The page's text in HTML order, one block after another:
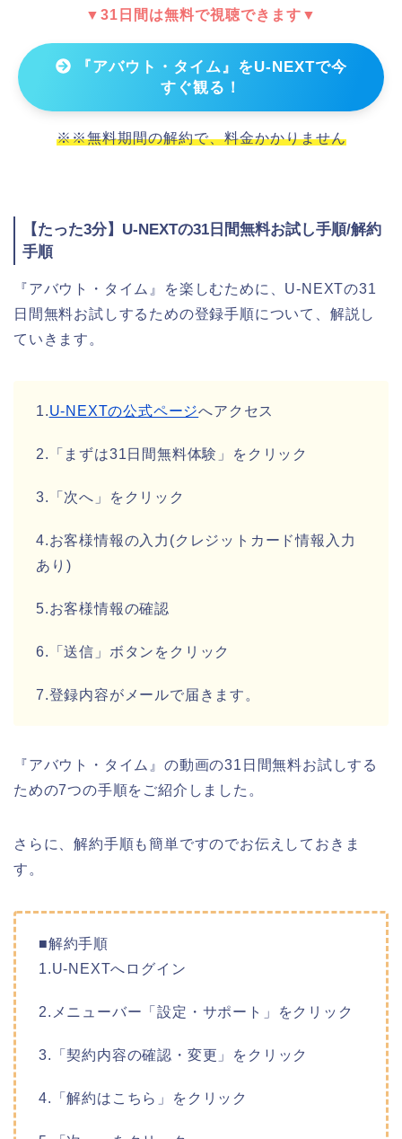
▼31日間は無料で視聴できます▼
『アバウト・タイム』をU-NEXTで今
すぐ観る！
※※無料期間の解約で、料金かかりません
【たった3分】U-NEXTの31日間無料お試し手順/解約
手順
『アバウト・タイム』を楽しむために、U-NEXTの31
日間無料お試しするための登録手順について、解説し
ていきます。
1.U-NEXTの公式ページへアクセス
2.「まずは31日間無料体験」をクリック
3.「次へ」をクリック
4.お客様情報の入力(クレジットカード情報入力
あり)
5.お客様情報の確認
6.「送信」ボタンをクリック
7.登録内容がメールで届きます。
『アバウト・タイム』の動画の31日間無料お試しする
ための7つの手順をご紹介しました。
さらに、解約手順も簡単ですのでお伝えしておきま
す。
■解約手順
1.U-NEXTへログイン
2.メニューバー「設定・サポート」をクリック
3.「契約内容の確認・変更」をクリック
4.「解約はこちら」をクリック